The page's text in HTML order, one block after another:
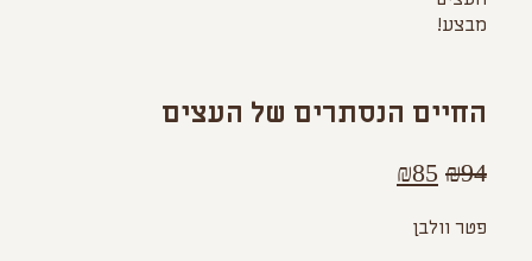
מבצע!
החיים הנסתרים של העצים
₪94
המחיר
היה:
₪85
פטר וולבן